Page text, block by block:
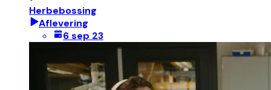
Herbebossing
Aflevering
6 sep 23